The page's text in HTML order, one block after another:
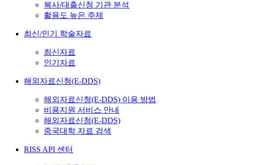
복사/대출신청 기관 분석
활용도 높은 주제
최신/인기 학술자료
최신자료
인기자료
해외자료신청(E-DDS)
해외자료신청(E-DDS) 이용 방법
비용지원 서비스 안내
해외자료신청(E-DDS)
중국대학 자료 검색
RISS API 센터